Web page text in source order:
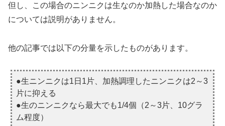
但し、この場合のニンニクは生なのか加熱した場合なのか
については説明がありません。
他の記事では以下の分量を示したものがあります。
●生ニンニクは1日1片、加熱調理したニンニクは2～3
片に抑える
●生のニンニクなら最大でも1/4個（2～3片、10グラ
ム程度）